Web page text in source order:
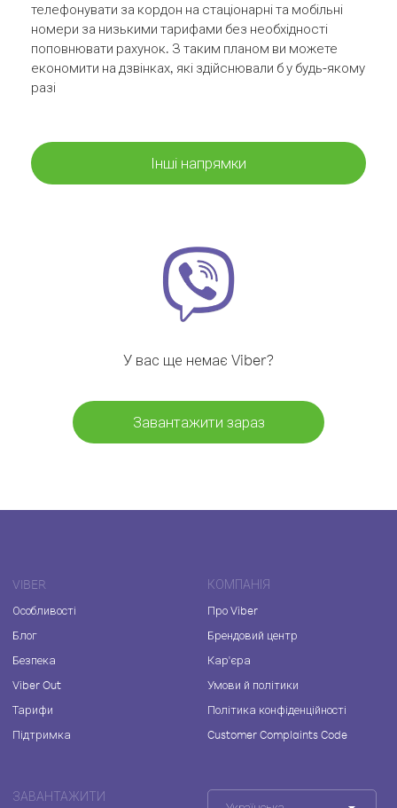
телефонувати за кордон на стаціонарні та мобільні
номери за низькими тарифами без необхідності
поповнювати рахунок. З таким планом ви можете
економити на дзвінках, які здійснювали б у будь-якому
разі
Інші напрямки
У вас ще немає Viber?
Завантажити зараз
VIBER
Особливості
Блог
Безпека
Viber Out
Тарифи
Підтримка
КОМПАНІЯ
Про Viber
Брендовий центр
Кар'єра
Умови й політики
Політика конфіденційності
Customer Complaints Code
ЗАВАНТАЖИТИ